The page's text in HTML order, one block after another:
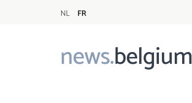
NL FR
news.belgium
Main
navigation